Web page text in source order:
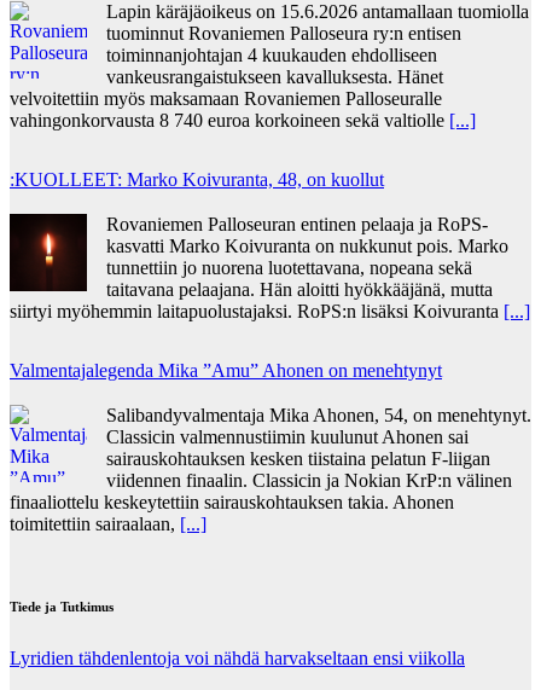
Lapin käräjäoikeus on 15.6.2026 antamallaan tuomiolla
tuominnut Rovaniemen Palloseura ry:n entisen
toiminnanjohtajan 4 kuukauden ehdolliseen
vankeusrangaistukseen kavalluksesta. Hänet
velvoitettiin myös maksamaan Rovaniemen Palloseuralle
vahingonkorvausta 8 740 euroa korkoineen sekä valtiolle [...]
:KUOLLEET: Marko Koivuranta, 48, on kuollut
Rovaniemen Palloseuran entinen pelaaja ja RoPS-
kasvatti Marko Koivuranta on nukkunut pois. Marko
tunnettiin jo nuorena luotettavana, nopeana sekä
taitavana pelaajana. Hän aloitti hyökkääjänä, mutta
siirtyi myöhemmin laitapuolustajaksi. RoPS:n lisäksi Koivuranta [...]
Valmentajalegenda Mika ”Amu” Ahonen on menehtynyt
Salibandyvalmentaja Mika Ahonen, 54, on menehtynyt.
Classicin valmennustiimin kuulunut Ahonen sai
sairauskohtauksen kesken tiistaina pelatun F-liigan
viidennen finaalin. Classicin ja Nokian KrP:n välinen
finaaliottelu keskeytettiin sairauskohtauksen takia. Ahonen
toimitettiin sairaalaan, [...]
Tiede ja Tutkimus
Lyridien tähdenlentoja voi nähdä harvakseltaan ensi viikolla